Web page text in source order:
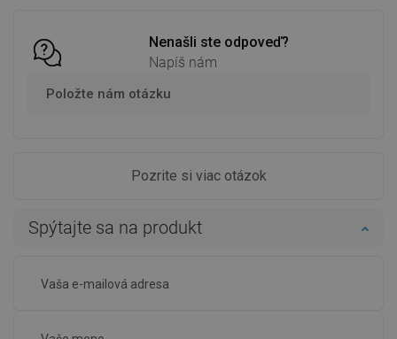
Nenašli ste odpoveď?
Napíš nám
Položte nám otázku
Pozrite si viac otázok
Spýtajte sa na produkt